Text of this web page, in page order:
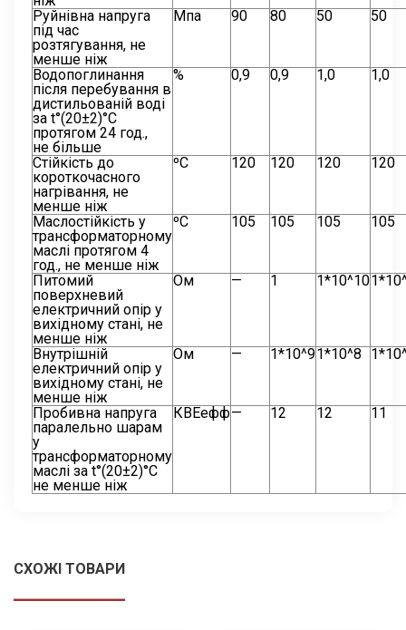
Руйнівна напруга
під час
розтягування, не
менше ніж
Мпа 90 80 50 50
Водопоглинання
після перебування в
дистильованій воді
за t°(20±2)°С
протягом 24 год.,
не більше
% 0,9 0,9 1,0 1,0
Стійкість до
короткочасного
нагрівання, не
менше ніж
ºС 120 120 120 120
Маслостійкість у
трансформаторному
маслі протягом 4
год., не менше ніж
ºС 105 105 105 105
Питомий
поверхневий
електричний опір у
вихідному стані, не
менше ніж
Ом — 1 1*10^10
Внутрішній
електричний опір у
вихідному стані, не
менше ніж
Ом — 1*10^91*10^8
Пробивна напруга
паралельно шарам
у
трансформаторному
маслі за t°(20±2)°С
не менше ніж
КВЕефф— 12 12 11
СХОЖІ ТОВАРИ